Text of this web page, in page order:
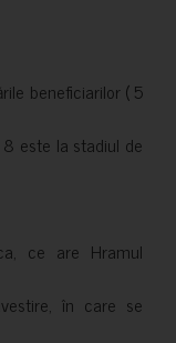
beneficiarilor ( 5
este la stadiul de
ce are Hramul
în care se